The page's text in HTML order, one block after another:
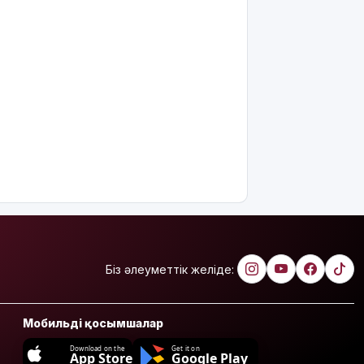
Біз әлеуметтік желіде:
Мобильді қосымшалар
Download on the
App Store
Get it on
Google Play